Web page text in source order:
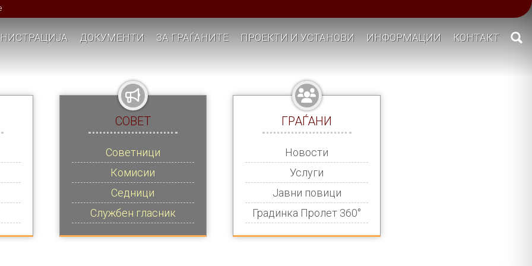
ДОКУМЕНТИ ЗА ГРАЃАНИТЕ ПРОЕКТИ И УСТАНОВИ ИНФОРМАЦИИ КОНТАКТ
СОВЕТ
Советници
Комисии
Седници
Службен гласник
ГРАЃАНИ
Новости
Услуги
Јавни повици
Градинка Пролет 360°